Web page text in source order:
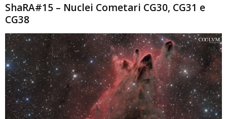
ShaRA#15 – Nuclei Cometari CG30, CG31 e
CG38